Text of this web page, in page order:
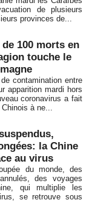
de plusieurs
provinces de...
100 morts en
touche le
contamination entre
apparition mardi hors
coronavirus a fait
à ne...
la Chine
au virus
du monde, des
des voyages
qui multiplie les
se retrouve sous